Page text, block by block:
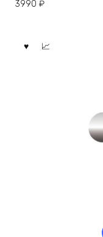
3990 ₽